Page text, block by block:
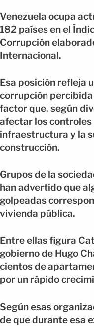
Venezuela ocupa
182 países en el
Corrupción
Internacional.
Esa posición refleja
corrupción
factor que, según
afectar los controles
infraestructura y la
construcción.
Grupos de la
han advertido que
golpeadas
vivienda pública.
Entre ellas figura
gobierno de Hugo
cientos de
por un rápido
Según esas
de que durante esa